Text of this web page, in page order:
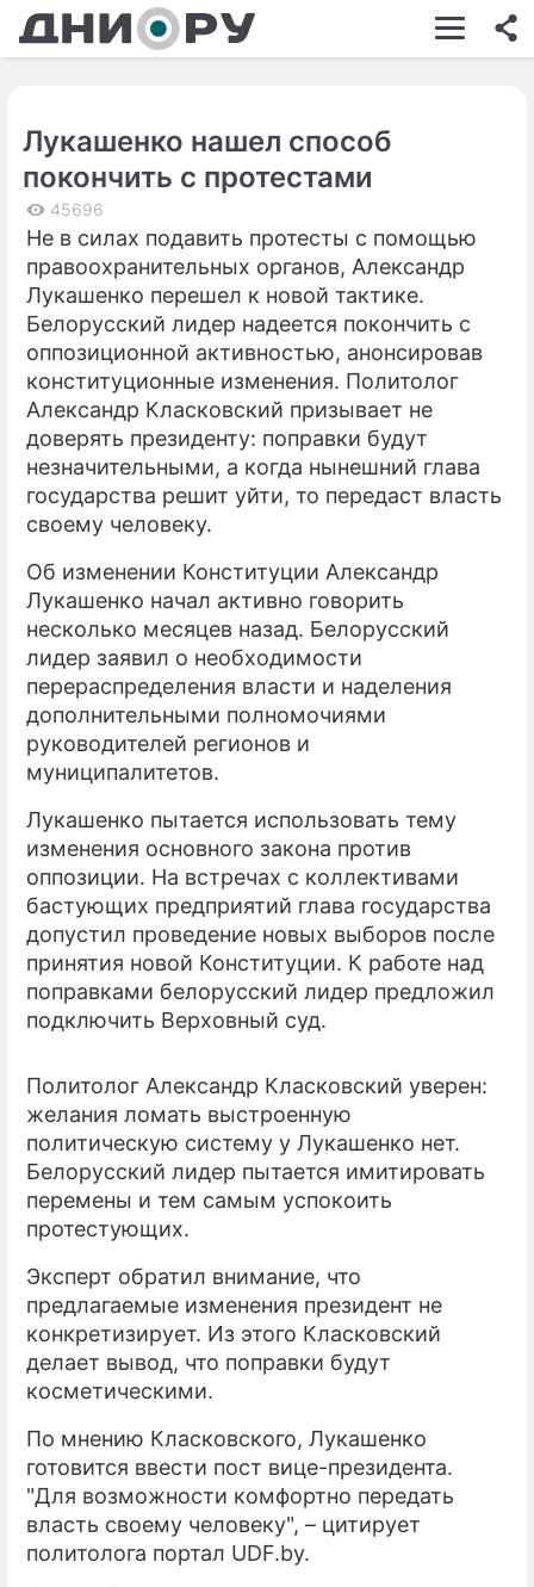
ШОУ-БИЗНЕС
КИНО
ЗДОРОВЬЕ
ЭКОНОМИКА
СОННИК
СТИЛЬ ЖИЗНИ
ПРЕСС-РЕЛИЗЫ
О ПРОЕКТЕ
Лукашенко нашел способ
покончить с протестами
45696
Не в силах подавить протесты с помощью
правоохранительных органов, Александр
Лукашенко перешел к новой тактике.
Белорусский лидер надеется покончить с
оппозиционной активностью, анонсировав
конституционные изменения. Политолог
Александр Класковский призывает не
доверять президенту: поправки будут
незначительными, а когда нынешний глава
государства решит уйти, то передаст власть
своему человеку.
Об изменении Конституции Александр
Лукашенко начал активно говорить
несколько месяцев назад. Белорусский
лидер заявил о необходимости
перераспределения власти и наделения
дополнительными полномочиями
руководителей регионов и
муниципалитетов.
Лукашенко пытается использовать тему
изменения основного закона против
оппозиции. На встречах с коллективами
бастующих предприятий глава государства
допустил проведение новых выборов после
принятия новой Конституции. К работе над
поправками белорусский лидер предложил
подключить Верховный суд.
Политолог Александр Класковский уверен:
желания ломать выстроенную
политическую систему у Лукашенко нет.
Белорусский лидер пытается имитировать
перемены и тем самым успокоить
протестующих.
Эксперт обратил внимание, что
предлагаемые изменения президент не
конкретизирует. Из этого Класковский
делает вывод, что поправки будут
косметическими.
По мнению Класковского, Лукашенко
готовится ввести пост вице-президента.
"Для возможности комфортно передать
власть своему человеку", – цитирует
политолога портал UDF.by.